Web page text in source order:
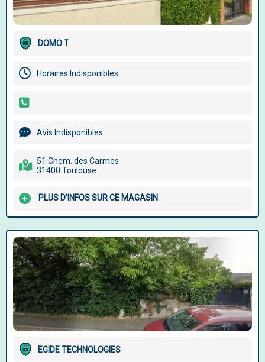
DOMO T
Horaires Indisponibles
Avis Indisponibles
51 Chem. des Carmes
31400 Toulouse
PLUS D'INFOS SUR CE MAGASIN
EGIDE TECHNOLOGIES